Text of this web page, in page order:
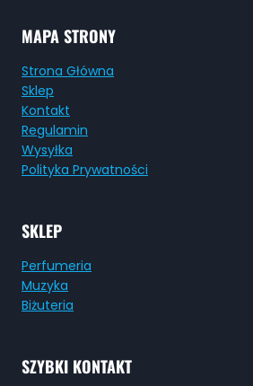
MAPA STRONY
Strona Główna
Sklep
Kontakt
Regulamin
Wysyłka
Polityka Prywatności
SKLEP
Perfumeria
Muzyka
Biżuteria
SZYBKI KONTAKT